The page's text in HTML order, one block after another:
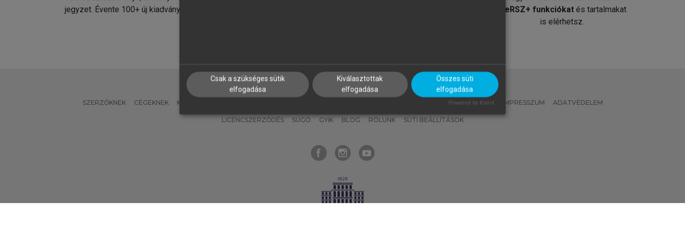
jegyzet. Évente 100+ új kiadvány.
MeRSZ+ funkciókat és tartalmakat
is elérhetsz.
SZERZŐKNEK CÉGEKNEK KÖNYVTÁROSOKNAK MI – ÁLTALÁNOS IRÁNYELVEK IMPRESSZUM ADATVÉDELEM
LICENCSZERZŐDÉS SÚGÓ GYIK BLOG RÓLUNK SÜTI BEÁLLÍTÁSOK
Csak a szükséges sütik
elfogadása
Kiválasztottak
elfogadása
Összes süti
elfogadása
Powered by Klaro!